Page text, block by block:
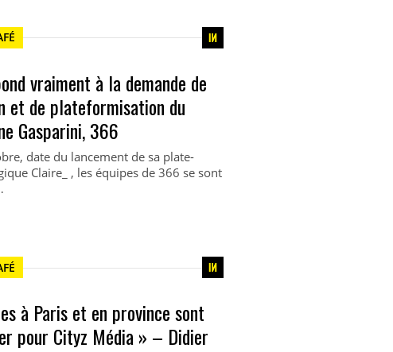
vraiment à la demande de
et de plateformisation du
Gasparini, 366
date du lancement de sa plate-
Claire_ , les équipes de 366 se sont
à Paris et en province sont
pour Cityz Média » – Didier